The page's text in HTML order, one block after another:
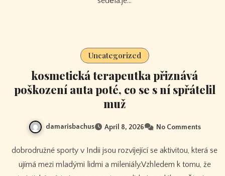
Uncategorized
kosmetická terapeutka přiznává
poškození auta poté, co se s ní spřátelil
muž
damarisbachus April 8, 2026 No Comments
dobrodružné sporty v Indii jsou rozvíjející se aktivitou, která se
ujímá mezi mladými lidmi a mileniály.Vzhledem k tomu, že